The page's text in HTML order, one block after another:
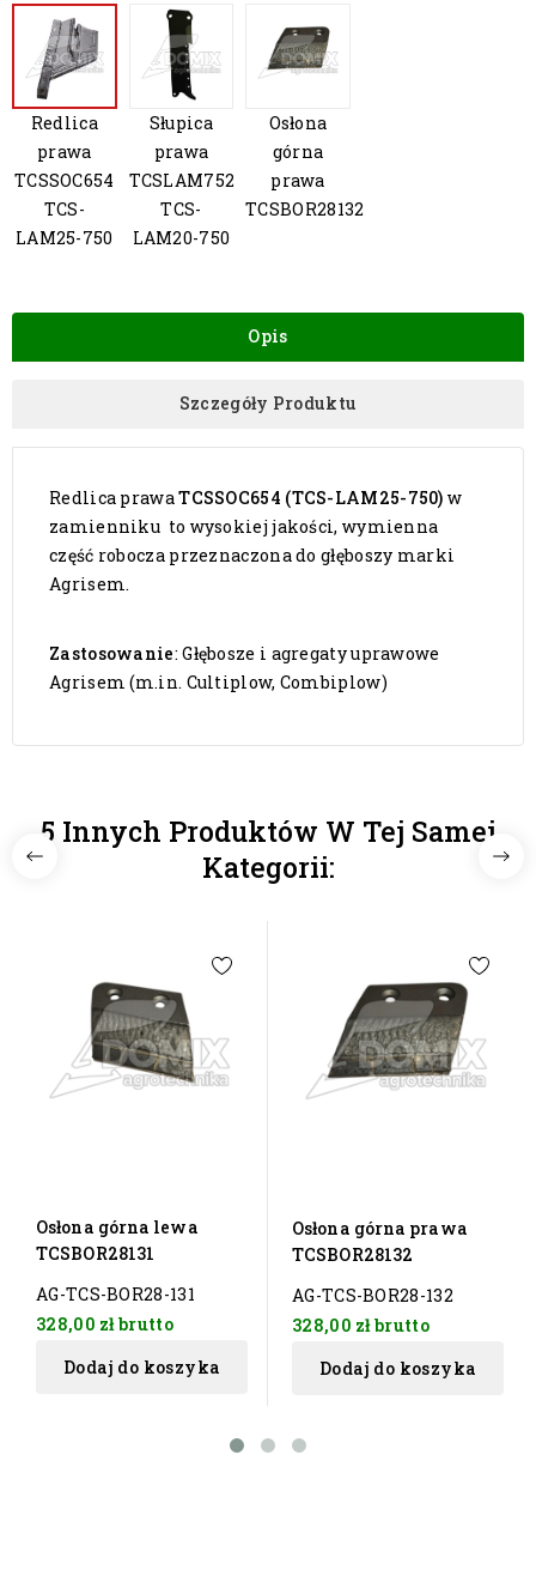
Redlica
prawa
TCSSOC654
TCS-
LAM25-750
Słupica
prawa
TCSLAM752
TCS-
LAM20-750
Osłona
górna
prawa
TCSBOR28132
Opis
Szczegóły Produktu
Redlica prawaTCSSOC654 (TCS-LAM25-750) w
zamienniku to wysokiej jakości, wymienna
część robocza przeznaczona do głęboszy marki
Agrisem.
Zastosowanie: Głębosze i agregaty uprawowe
Agrisem (m.in. Cultiplow, Combiplow)
5 Innych Produktów W Tej Samej
Kategorii:
Osłona górna lewa
TCSBOR28131
AG-TCS-BOR28-131
328,00 złbrutto
Dodaj do koszyka
Osłona górna prawa
TCSBOR28132
AG-TCS-BOR28-132
328,00 złbrutto
Dodaj do koszyka